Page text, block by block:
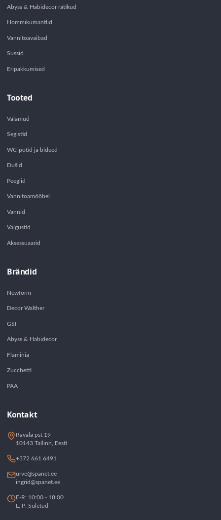
Abyss & Habidecor rätikud
Hommikumantlid
Vannitoavaibad
Sussid
Eripakkumised
Tooted
Valamud
Segistid
WC-potid ja bideed
Dušid
Peeglid
Vannitoamööbel
Vannid
Valgustid
Aksessuaarid
Brändid
Newform
Decor Walther
GSI
Abyss & Habidecor
Flaminia
Zucchetti
PAA
Kontakt
Rävala pst 19
10143 Tallinn, Eesti
+372 661 6491
urve@spanet.ee
ingrid@spanet.ee
E-R: 10:00 - 18:00
L, P: Suletud